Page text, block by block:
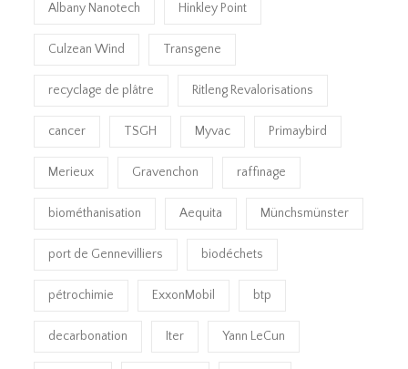
Albany Nanotech Hinkley Point
Culzean Wind Transgene
recyclage de plâtre Ritleng Revalorisations
cancer TSGH Myvac Primaybird
Merieux Gravenchon raffinage
biométhanisation Aequita Münchsmünster
port de Gennevilliers biodéchets
pétrochimie ExxonMobil btp
decarbonation Iter Yann LeCun